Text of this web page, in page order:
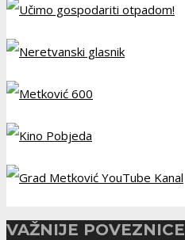
VAŽNIJE POVEZNICE